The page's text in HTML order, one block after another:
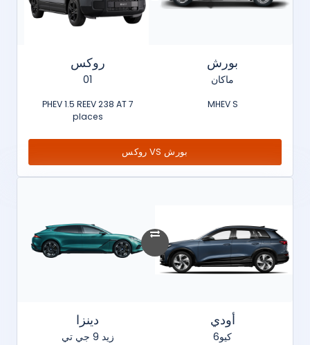
بورش
ماكان
MHEV S
روكس
01
PHEV 1.5 REEV 238 AT 7
places
بورش VS روكس
أودي
كيو6
دينزا
زيد 9 جي تي